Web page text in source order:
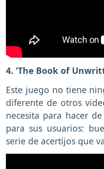
4. ‘The Book of
Este juego no tiene
diferente de otros
necesita para hacer
para sus usuarios:
serie de acertijos que